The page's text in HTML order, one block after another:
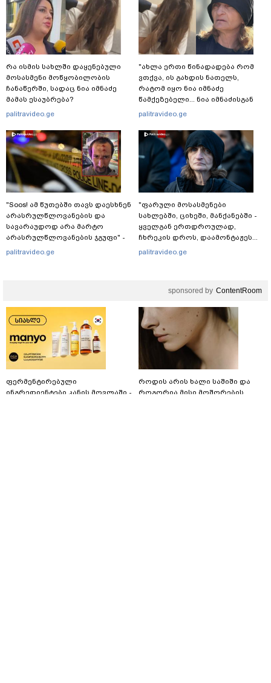
რა ისმის სახლში დაყენებული
მოსასმენი მოწყობილობის
ჩანაწერში, სადაც ნია იმნაძე
მამას ესაუბრება?
palitravideo.ge
"Soos! ამ წუთებში თავს დაესხნენ
არასრულწლოვანების და
სავარაუდოდ არა მარტო
არასრულწლოვანების ჯგუფი" -
რა ინფორმაციას ავრცელებს
palitravideo.ge
"ახლა ერთი წინადადება რომ
ვთქვა, ის გახდის ნათელს,
რატომ იყო ნია იმნაძე
წამქეზებელი... ნია იმნაძისგან
გამოსული ინფორმაციაა ეს" -
palitravideo.ge
"ფარული მოსასმენები
სახლებში, ციხეში, მანქანებში -
ყველგან ერთდროულად,
ჩხრეკის დროს, დაამონტაჟეს...
იმნაძეების ოჯახში, მგონი, 4
palitravideo.ge
sponsored by ContentRoom
ფერმენტირებული
ინგრედიენტები კანის მოვლაში -
როდის არის ხალი საშიში და
როგორია მისი მოშორების